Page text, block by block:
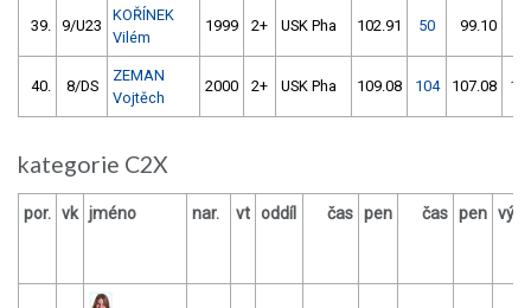
39. 9/U23
KOŘÍNEK
Vilém
1999 2+ USK Pha 102.91 50 99.10
40. 8/DS
ZEMAN
Vojtěch
2000 2+ USK Pha 109.08 104 107.08
kategorie C2X
por. vk jméno nar. vt oddíl čas pen čas pen